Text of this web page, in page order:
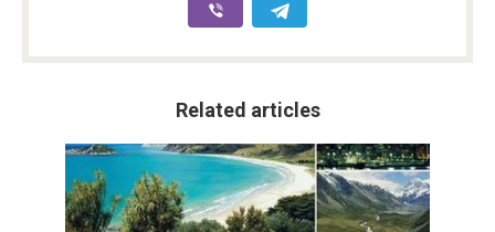
Related articles